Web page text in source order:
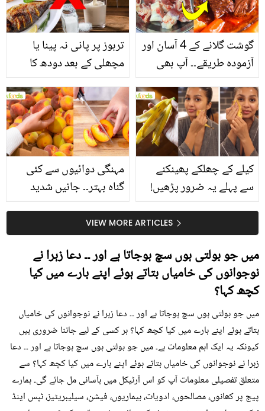
تربوز پر پانی نہ پینا یا
مچھلی کے بعد دودھ کا
سے متعلق غلط فہمیوں کی
حقیقت کیا ہے اور افواہ
کیا؟
گوشت گلانے کے 4 آسان اور
آزمودہ طریقے۔۔ آپ بھی
بتائے راز
مہنگی دوائیوں سے کئی
گناہ بہتر۔۔ جانیں شدید
کیوں کھانا چاہیے؟
کیلے کے چھلکے پھینکنے
سے پہلے یہ ضرور پڑھیں!
سستا اور قدرتی حلVIEW MORE ARTICLES
میں جو بولتی ہوں سچ ہوجاتا ہے اور ۔۔ دعا زہرا نے
نوجوانوں کی خامیاں بتاتے ہوئے اپنے بارے میں کیا
کچھ کہا؟
میں جو بولتی ہوں سچ ہوجاتا ہے اور ۔۔ دعا زہرا نے نوجوانوں کی خامیاں
بتاتے ہوئے اپنے بارے میں کیا کچھ کہا؟ ہر کسی کے لیے جاننا ضروری ہیں
کیونکہ یہ ایک اہم معلومات ہے۔ میں جو بولتی ہوں سچ ہوجاتا ہے اور ۔۔ دعا
زہرا نے نوجوانوں کی خامیاں بتاتے ہوئے اپنے بارے میں کیا کچھ کہا؟ سے
متعلق تفصیلی معلومات آپ کو اس آرٹیکل میں بآسانی مل جائے گی۔ ہمارے
پیج پر کھانوں، مصالحوں، ادویات، بیماریوں، فیشن، سیلیبریٹیز، ٹپس اینڈ